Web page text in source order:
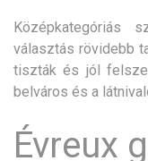
Középkategóriás
választás rövidebb
tiszták és jól
belváros és a
Évreux